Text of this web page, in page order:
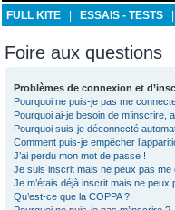
FULL KITE ESSAIS - TESTS
Foire aux questions
Problèmes de connexion et
Pourquoi ne puis-je pas me
Pourquoi ai-je besoin de m’inscrire,
Pourquoi suis-je déconnecté
Comment puis-je empêcher
J’ai perdu mon mot de passe !
Je suis inscrit mais ne peux pas me
Je m’étais déjà inscrit mais ne
Qu’est-ce que la COPPA ?